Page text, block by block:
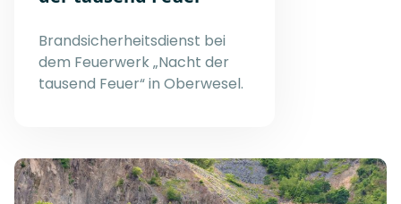
Brandsicherheitsdienst bei
dem Feuerwerk „Nacht der
tausend Feuer“ in Oberwesel.